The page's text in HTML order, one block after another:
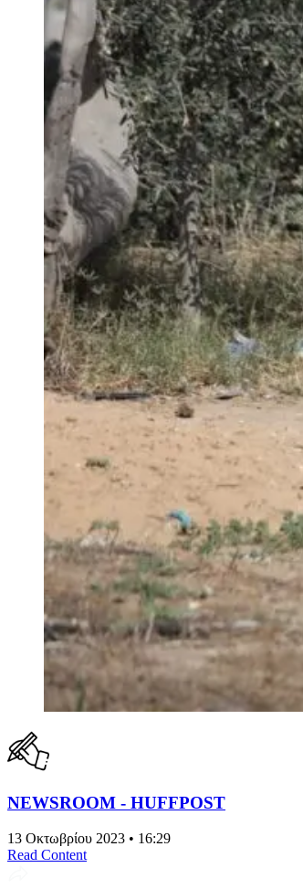
NEWSROOM - HUFFPOST
13 Οκτωβρίου 2023 • 16:29
Read Content